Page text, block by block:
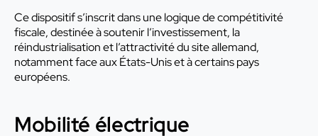
Ce dispositif s’inscrit dans une logique de compétitivité
fiscale, destinée à soutenir l’investissement, la
réindustrialisation et l’attractivité du site allemand,
notamment face aux États-Unis et à certains pays
européens.
Mobilité électrique